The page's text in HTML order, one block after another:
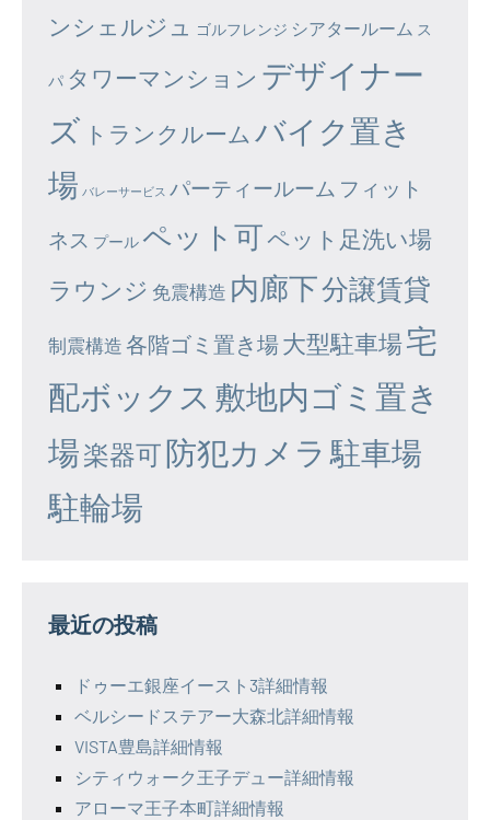
ンシェルジュ
ゴルフレンジ シアタールーム ス
パ タワーマンション デザイナー
ズ トランクルーム バイク置き
場 バレーサービス パーティールーム フィット
ネス プール ペット可ペット足洗い場
ラウンジ 免震構造 内廊下分譲賃貸
制震構造 各階ゴミ置き場大型駐車場宅
配ボックス 敷地内ゴミ置き
場楽器可防犯カメラ 駐車場
駐輪場
最近の投稿
ドゥーエ銀座イースト3詳細情報
ベルシードステアー大森北詳細情報
VISTA豊島詳細情報
シティウォーク王子デュー詳細情報
アローマ王子本町詳細情報